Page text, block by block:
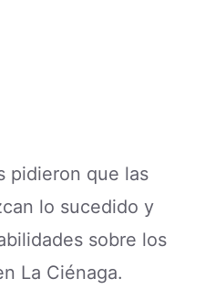
pidieron que las
lo sucedido y
sobre los
La Ciénaga.